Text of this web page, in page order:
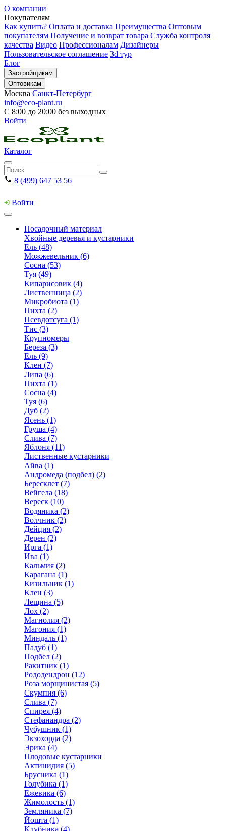
О компании
Покупателям
Как купить? Оплата и доставка Преимущества Оптовым
покупателям Получение и возврат товара Служба контроля
качества Видео Профессионалам Дизайнеры
Пользовательское соглашение 3d тур
Блог
Застройщикам
Оптовикам
Москва Санкт-Петербург
info@eco-plant.ru
С 8:00 до 20:00 без выходных
Войти
Каталог
8 (499) 647 53 56
Войти
Посадочный материал
Хвойные деревья и кустарники
Ель (48)
Можжевельник (6)
Сосна (53)
Туя (49)
Кипарисовик (4)
Лиственница (2)
Микробиота (1)
Пихта (2)
Псевдотсуга (1)
Тис (3)
Крупномеры
Береза (3)
Ель (9)
Клен (7)
Липа (6)
Пихта (1)
Сосна (4)
Туя (6)
Дуб (2)
Ясень (1)
Груша (4)
Слива (7)
Яблоня (11)
Лиственные кустарники
Айва (1)
Андромеда (подбел) (2)
Бересклет (7)
Вейгела (18)
Вереск (10)
Водяника (2)
Волчник (2)
Дейция (2)
Дерен (2)
Ирга (1)
Ива (1)
Кальмия (2)
Карагана (1)
Кизильник (1)
Клен (3)
Лещина (5)
Лох (2)
Магнолия (2)
Магония (1)
Миндаль (1)
Падуб (1)
Подбел (2)
Ракитник (1)
Рододендрон (12)
Роза морщинистая (5)
Скумпия (6)
Слива (7)
Спирея (4)
Стефанандра (2)
Чубушник (1)
Экзохорда (2)
Эрика (4)
Плодовые кустарники
Актинидия (5)
Брусника (1)
Голубика (1)
Ежевика (6)
Жимолость (1)
Земляника (7)
Йошта (1)
Клубника (4)